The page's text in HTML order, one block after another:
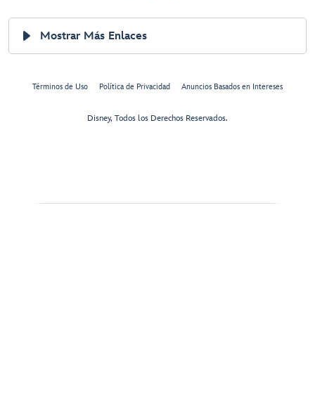
Mostrar Más Enlaces
Términos de Uso Política de Privacidad Anuncios Basados en Intereses
Disney, Todos los Derechos Reservados.